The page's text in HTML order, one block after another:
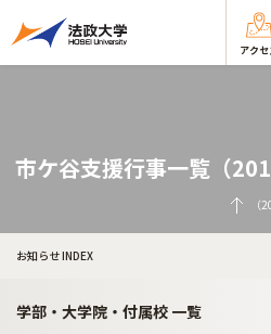
アクセ
市ケ谷支援行事一覧（
（
お知らせ INDEX
学部・大学院・付属校 一覧